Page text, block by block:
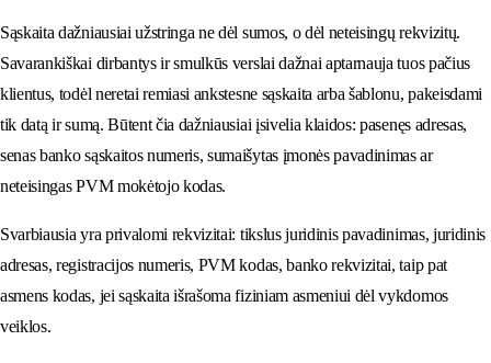
Sąskaita dažniausiai užstringa ne dėl sumos, o dėl neteisingų rekvizitų.
Savarankiškai dirbantys ir smulkūs verslai dažnai aptarnauja tuos pačius
klientus, todėl neretai remiasi ankstesne sąskaita arba šablonu, pakeisdami
tik datą ir sumą. Būtent čia dažniausiai įsivelia klaidos: pasenęs adresas,
senas banko sąskaitos numeris, sumaišytas įmonės pavadinimas ar
neteisingas PVM mokėtojo kodas.
Svarbiausia yra privalomi rekvizitai: tikslus juridinis pavadinimas, juridinis
adresas, registracijos numeris, PVM kodas, banko rekvizitai, taip pat
asmens kodas, jei sąskaita išrašoma fiziniam asmeniui dėl vykdomos
veiklos.